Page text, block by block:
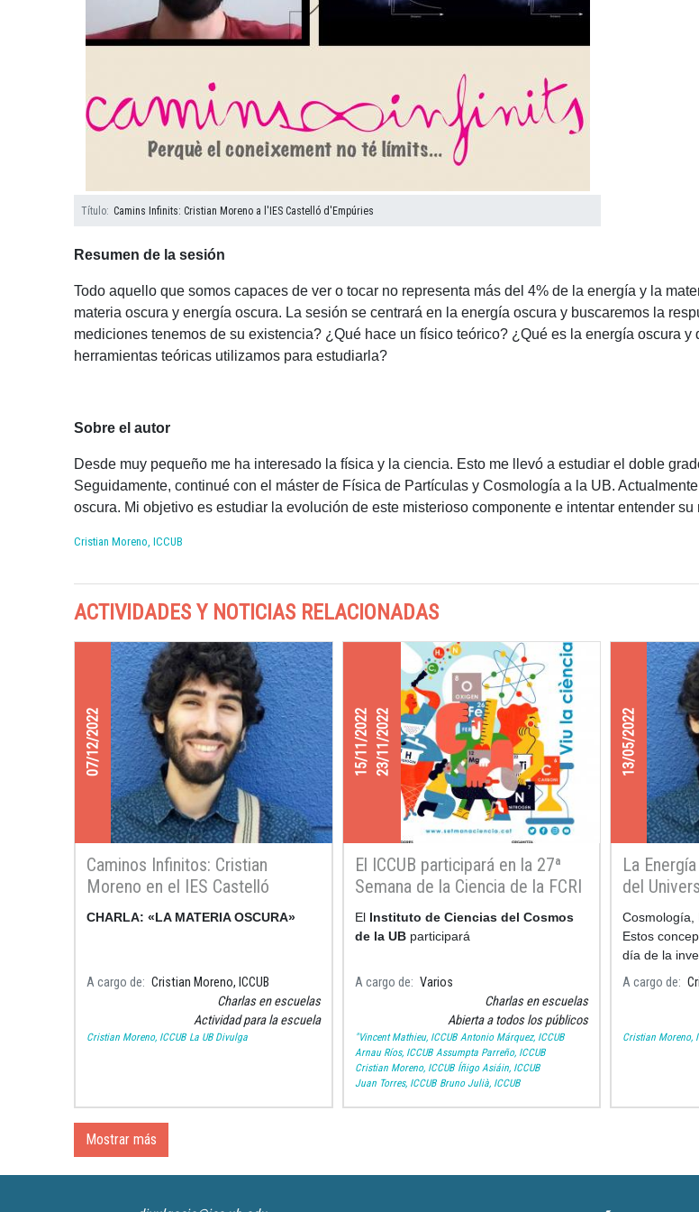
Título Camins Infinits: Cristian Moreno a l'IES Castelló d'Empúries
Resumen de la sesión
Todo aquello que somos capaces de ver o tocar no representa más del 4% de la energía y la
materia oscura y energía oscura. La sesión se centrará en la energía oscura y buscaremos la
mediciones tenemos de su existencia? ¿Qué hace un físico teórico? ¿Qué es la energía oscura
herramientas teóricas utilizamos para estudiarla?
Sobre el autor
Desde muy pequeño me ha interesado la física y la ciencia. Esto me llevó a estudiar el doble
Seguidamente, continué con el máster de Física de Partículas y Cosmología a la UB.
oscura. Mi objetivo es estudiar la evolución de este misterioso componente e intentar entender
Cristian Moreno, ICCUB
ACTIVIDADES Y NOTICIAS RELACIONADAS
07/12/2022
Caminos Infinitos: Cristian
Moreno en el IES Castelló
d'Empúries
CHARLA: «LA MATERIA OSCURA»
A cargo de
Cristian Moreno, ICCUB
Charlas en escuelas
Actividad para la escuela
Cristian Moreno, ICCUB La UB Divulga
15/11/202223/11/2022
El ICCUB participará en la 27ª
Semana de la Ciencia de la FCRI
El Instituto de Ciencias del Cosmos
de la UBparticipará
A cargo de
Varios
Charlas en escuelas
Abierta a todos los públicos
"Vincent Mathieu, ICCUB Antonio Márquez, ICCUB
Arnau Ríos, ICCUB Assumpta Parreño, ICCUB
Cristian Moreno, ICCUB Íñigo Asiáin, ICCUB
Juan Torres, ICCUB Bruno Julià, ICCUB
13/05/2022
La
del
Cosmología,
Estos
día de la
muchas
qué significan.
A cargo de
Cristian Moreno,
Mostrar más